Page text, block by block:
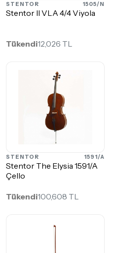
STENTOR 1505/N
Stentor II VLA 4/4 Viyola
Tükendi12,026 TL
STENTOR 1591/A
Stentor The Elysia 1591/A
Çello
Tükendi100,608 TL